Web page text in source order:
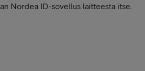
Nordea ID-sovellus laitteesta itse.